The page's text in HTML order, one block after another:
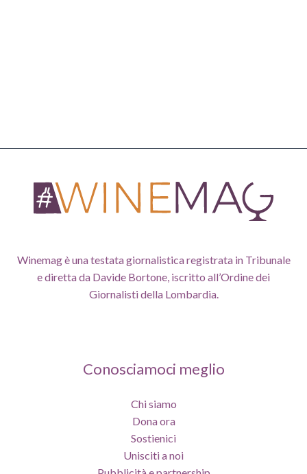
Winemag è una testata giornalistica registrata in Tribunale
e diretta da Davide Bortone, iscritto all’Ordine dei
Giornalisti della Lombardia.
Conosciamoci meglio
Chi siamo
Dona ora
Sostienici
Unisciti a noi